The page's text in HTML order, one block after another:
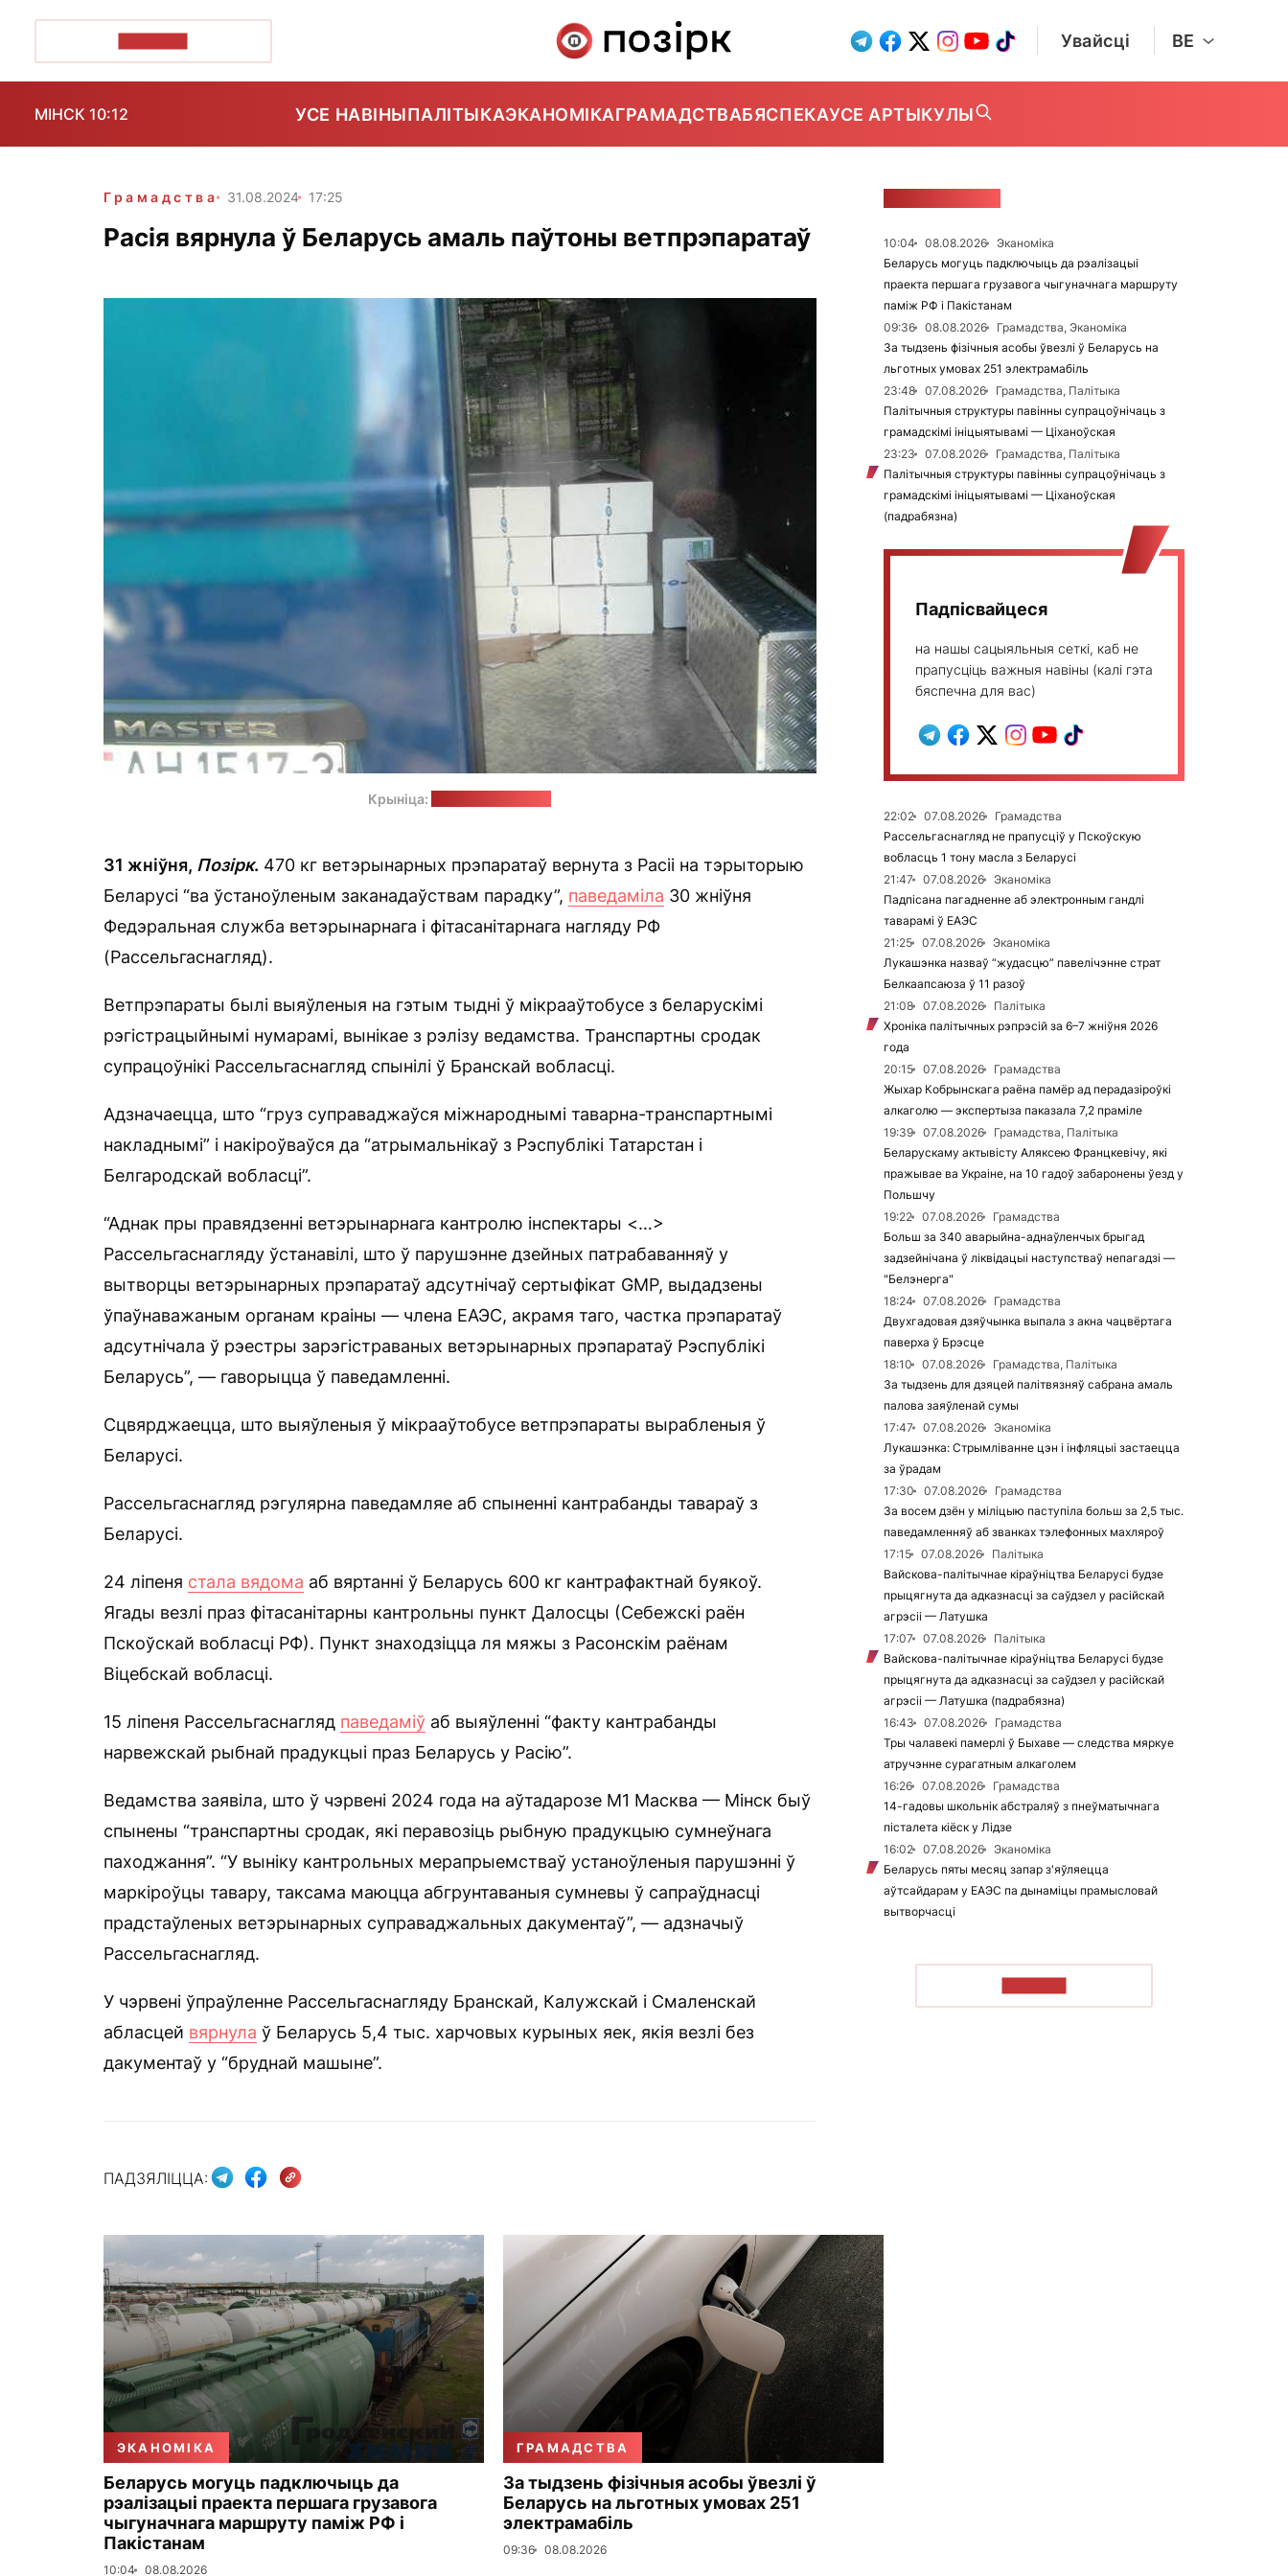
Увайсці BE
МІНСК 10:12 УСЕ НАВІНЫПАЛІТЫКАЭКАНОМІКАГРАМАДСТВАБЯСПЕКАУСЕ АРТЫКУЛЫ
Грамадства 31.08.2024 17:25
Расія вярнула ў Беларусь амаль паўтоны ветпрэпаратаў
Крыніца:
31 жніўня, Позірк. 470 кг ветэрынарных прэпаратаў вернута з Расіі на тэрыторыю
Беларусі “ва ўстаноўленым заканадаўствам парадку”, паведаміла 30 жніўня
Федэральная служба ветэрынарнага і фітасанітарнага нагляду РФ
(Рассельгаснагляд).
Ветпрэпараты былі выяўленыя на гэтым тыдні ў мікрааўтобусе з беларускімі
рэгістрацыйнымі нумарамі, вынікае з рэлізу ведамства. Транспартны сродак
супрацоўнікі Рассельгаснагляд спынілі ў Бранскай вобласці.
Адзначаецца, што “груз суправаджаўся міжнароднымі таварна-транспартнымі
накладнымі” і накіроўваўся да “атрымальнікаў з Рэспублікі Татарстан і
Белгародскай вобласці”.
“Аднак пры правядзенні ветэрынарнага кантролю інспектары <…>
Рассельгаснагляду ўстанавілі, што ў парушэнне дзейных патрабаванняў у
вытворцы ветэрынарных прэпаратаў адсутнічаў сертыфікат GMP, выдадзены
ўпаўнаважаным органам краіны — члена ЕАЭС, акрамя таго, частка прэпаратаў
адсутнічала ў рэестры зарэгістраваных ветэрынарных прэпаратаў Рэспублікі
Беларусь”, — гаворыцца ў паведамленні.
Сцвярджаецца, што выяўленыя ў мікрааўтобусе ветпрэпараты вырабленыя ў
Беларусі.
Рассельгаснагляд рэгулярна паведамляе аб спыненні кантрабанды тавараў з
Беларусі.
24 ліпеня стала вядома аб вяртанні ў Беларусь 600 кг кантрафактнай буякоў.
Ягады везлі праз фітасанітарны кантрольны пункт Далосцы (Себежскі раён
Пскоўскай вобласці РФ). Пункт знаходзіцца ля мяжы з Расонскім раёнам
Віцебскай вобласці.
15 ліпеня Рассельгаснагляд паведаміў аб выяўленні “факту кантрабанды
нарвежскай рыбнай прадукцыі праз Беларусь у Расію”.
Ведамства заявіла, што ў чэрвені 2024 года на аўтадарозе М1 Масква — Мінск быў
спынены “транспартны сродак, які перавозіць рыбную прадукцыю сумнеўнага
паходжання”. “У выніку кантрольных мерапрыемстваў устаноўленыя парушэнні ў
маркіроўцы тавару, таксама маюцца абгрунтаваныя сумневы ў сапраўднасці
прадстаўленых ветэрынарных суправаджальных дакументаў”, — адзначыў
Рассельгаснагляд.
У чэрвені ўпраўленне Рассельгаснагляду Бранскай, Калужскай і Смаленскай
абласцей вярнула ў Беларусь 5,4 тыс. харчовых курыных яек, якія везлі без
дакументаў у “бруднай машыне”.
ПАДЗЯЛІЦЦА:
ЭКАНОМІКА
Беларусь могуць падключыць да
рэалізацыі праекта першага грузавога
чыгуначнага маршруту паміж РФ і
Пакістанам
10:04 08.08.2026
ГРАМАДСТВА
За тыдзень фізічныя асобы ўвезлі ў
Беларусь на льготных умовах 251
электрамабіль
09:36 08.08.2026
10:04 08.08.2026
Эканоміка
Беларусь могуць падключыць да рэалізацыі
праекта першага грузавога чыгуначнага маршруту
паміж РФ і Пакістанам
09:36
08.08.2026
Грамадства, Эканоміка
За тыдзень фізічныя асобы ўвезлі ў Беларусь на
льготных умовах 251 электрамабіль
23:48
07.08.2026
Грамадства, Палітыка
Палітычныя структуры павінны супрацоўнічаць з
грамадскімі ініцыятывамі — Ціханоўская
23:23
07.08.2026
Грамадства, Палітыка
Палітычныя структуры павінны супрацоўнічаць з
грамадскімі ініцыятывамі — Ціханоўская
(падрабязна)
Падпісвайцеся
на нашы сацыяльныя сеткі, каб не
прапусціць важныя навіны (калі гэта
бяспечна для вас)
22:02 07.08.2026
Грамадства
Рассельгаснагляд не прапусціў у Пскоўскую
вобласць 1 тону масла з Беларусі
21:47
07.08.2026
Эканоміка
Падпісана пагадненне аб электронным гандлі
таварамі ў ЕАЭС
21:25
07.08.2026
Эканоміка
Лукашэнка назваў “жудасцю” павелічэнне страт
Белкаапсаюза ў 11 разоў
21:08
07.08.2026
Палітыка
Хроніка палітычных рэпрэсій за 6–7 жніўня 2026
года
20:15
07.08.2026
Грамадства
Жыхар Кобрынскага раёна памёр ад перадазіроўкі
алкаголю — экспертыза паказала 7,2 праміле
19:39
07.08.2026
Грамадства, Палітыка
Беларускаму актывісту Аляксею Францкевічу, які
пражывае ва Украіне, на 10 гадоў забаронены ўезд у
Польшчу
19:22
07.08.2026
Грамадства
Больш за 340 аварыйна-аднаўленчых брыгад
задзейнічана ў ліквідацыі наступстваў непагадзі —
"Белэнерга"
18:24
07.08.2026
Грамадства
Двухгадовая дзяўчынка выпала з акна чацвёртага
паверха ў Брэсце
18:10
07.08.2026
Грамадства, Палітыка
За тыдзень для дзяцей палітвязняў сабрана амаль
палова заяўленай сумы
17:47
07.08.2026
Эканоміка
Лукашэнка: Стрымліванне цэн і інфляцыі застаецца
за ўрадам
17:30
07.08.2026
Грамадства
За восем дзён у міліцыю паступіла больш за 2,5 тыс.
паведамленняў аб званках тэлефонных махляроў
17:15
07.08.2026
Палітыка
Вайскова-палітычнае кіраўніцтва Беларусі будзе
прыцягнута да адказнасці за саўдзел у расійскай
агрэсіі — Латушка
17:07
07.08.2026
Палітыка
Вайскова-палітычнае кіраўніцтва Беларусі будзе
прыцягнута да адказнасці за саўдзел у расійскай
агрэсіі — Латушка (падрабязна)
16:43
07.08.2026
Грамадства
Тры чалавекі памерлі ў Быхаве — следства мяркуе
атручэнне сурагатным алкаголем
16:26
07.08.2026
Грамадства
14-гадовы школьнік абстраляў з пнеўматычнага
пісталета кіёск у Лідзе
16:02
07.08.2026
Эканоміка
Беларусь пяты месяц запар з'яўляецца
аўтсайдарам у ЕАЭС па дынаміцы прамысловай
вытворчасці